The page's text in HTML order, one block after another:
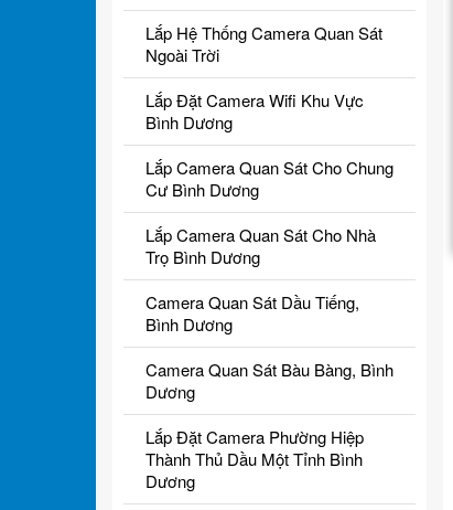
Lắp Hệ Thống Camera Quan Sát
Ngoài Trời
Lắp Đặt Camera Wifi Khu Vực
Bình Dương
Lắp Camera Quan Sát Cho Chung
Cư Bình Dương
Lắp Camera Quan Sát Cho Nhà
Trọ Bình Dương
Camera Quan Sát Dầu Tiếng,
Bình Dương
Camera Quan Sát Bàu Bàng, Bình
Dương
Lắp Đặt Camera Phường Hiệp
Thành Thủ Dầu Một Tỉnh Bình
Dương